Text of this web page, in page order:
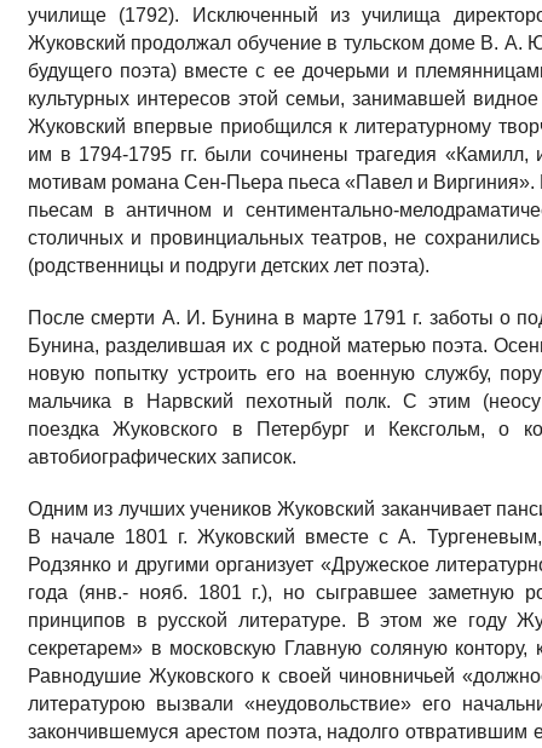
училище (1792). Исключенный из училища
Жуковский продолжал обучение в тульском доме В. А.
будущего поэта) вместе с ее дочерьми и
культурных интересов этой семьи, занимавшей
Жуковский впервые приобщился к литературному
им в 1794-1795 гг. были сочинены трагедия
мотивам романа Сен-Пьера пьеса «Павел и Виргиния».
пьесам в античном и сентиментально-
столичных и провинциальных театров, не
(родственницы и подруги детских лет поэта).
После смерти А. И. Бунина в марте 1791 г. заботы о
Бунина, разделившая их с родной матерью поэта.
новую попытку устроить его на военную службу,
мальчика в Нарвский пехотный полк. С этим
поездка Жуковского в Петербург и Кексгольм, о
автобиографических записок.
Одним из лучших учеников Жуковский заканчивает
В начале 1801 г. Жуковский вместе с А.
Родзянко и другими организует «Дружеское
года (янв.- нояб. 1801 г.), но сыгравшее заметную
принципов в русской литературе. В этом же году
секретарем» в московскую Главную соляную контору,
Равнодушие Жуковского к своей чиновничьей
литературою вызвали «неудовольствие» его
закончившемуся арестом поэта, надолго отвратившим